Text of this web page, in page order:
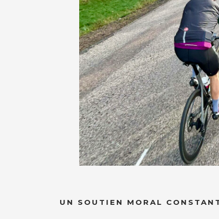
UN SOUTIEN MORAL